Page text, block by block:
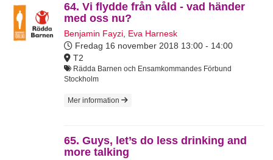
64. Vi flydde från våld - vad händer
med oss nu?
Benjamin Fayzi Eva Harnesk
Fredag 16 november 2018 13:00 - 14:00
T2
Rädda Barnen och Ensamkommandes Förbund
Stockholm
Mer information
65. Guys, let’s do less drinking and
more talking